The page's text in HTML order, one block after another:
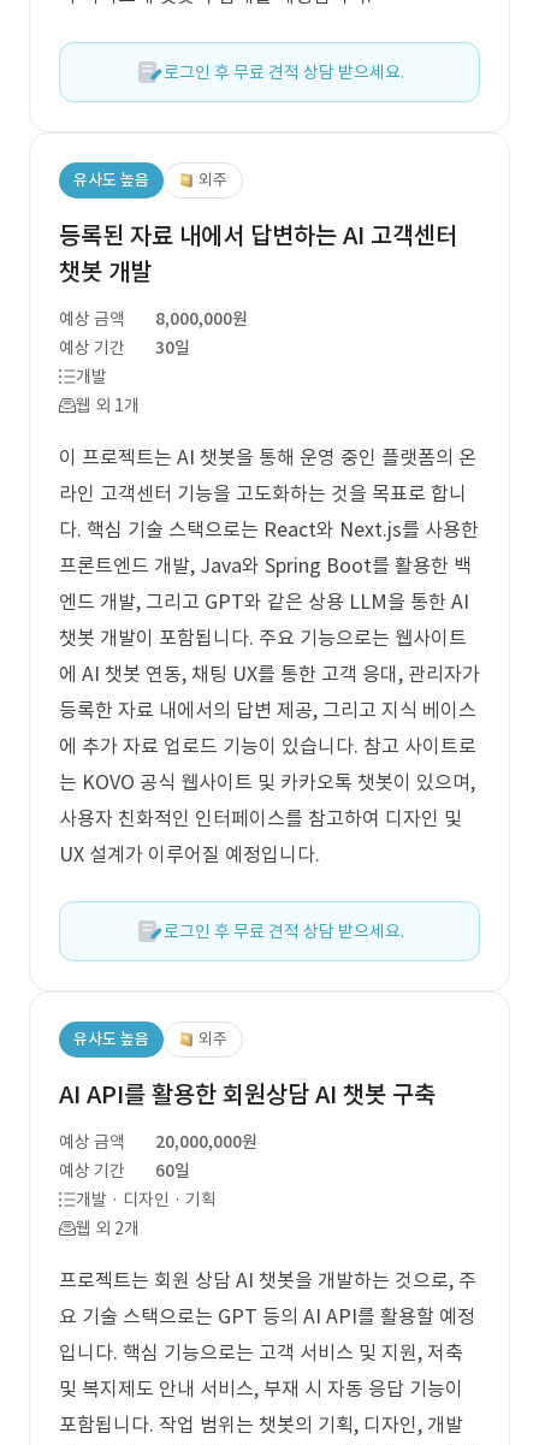
로그인 후 무료 견적 상담 받으세요.
유사도 높음 외주
등록된 자료 내에서 답변하는 AI 고객센터
챗봇 개발
예상 금액
8,000,000원
예상 기간
30일
개발
웹 외 1개
이 프로젝트는 AI 챗봇을 통해 운영 중인 플랫폼의 온
라인 고객센터 기능을 고도화하는 것을 목표로 합니
다. 핵심 기술 스택으로는 React와 Next.js를 사용한
프론트엔드 개발, Java와 Spring Boot를 활용한 백
엔드 개발, 그리고 GPT와 같은 상용 LLM을 통한 AI
챗봇 개발이 포함됩니다. 주요 기능으로는 웹사이트
에 AI 챗봇 연동, 채팅 UX를 통한 고객 응대, 관리자가
등록한 자료 내에서의 답변 제공, 그리고 지식 베이스
에 추가 자료 업로드 기능이 있습니다. 참고 사이트로
는 KOVO 공식 웹사이트 및 카카오톡 챗봇이 있으며,
사용자 친화적인 인터페이스를 참고하여 디자인 및
UX 설계가 이루어질 예정입니다.
로그인 후 무료 견적 상담 받으세요.
유사도 높음 외주
AI API를 활용한 회원상담 AI 챗봇 구축
예상 금액
20,000,000원
예상 기간
60일
개발 · 디자인 · 기획
웹 외 2개
프로젝트는 회원 상담 AI 챗봇을 개발하는 것으로, 주
요 기술 스택으로는 GPT 등의 AI API를 활용할 예정
입니다. 핵심 기능으로는 고객 서비스 및 지원, 저축
및 복지제도 안내 서비스, 부재 시 자동 응답 기능이
포함됩니다. 작업 범위는 챗봇의 기획, 디자인, 개발